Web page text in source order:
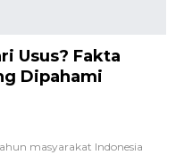
Usus? Fakta
Dipahami
masyarakat Indonesia